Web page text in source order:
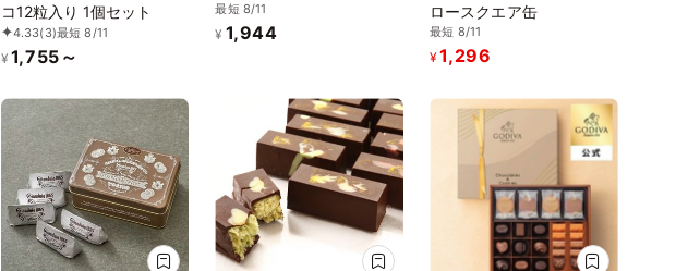
コ12粒入り 1個セット
4.33(3)最短 8/11
¥ 1,755～
最短 8/11
¥ 1,944
ロースクエア缶
最短 8/11
¥1,296